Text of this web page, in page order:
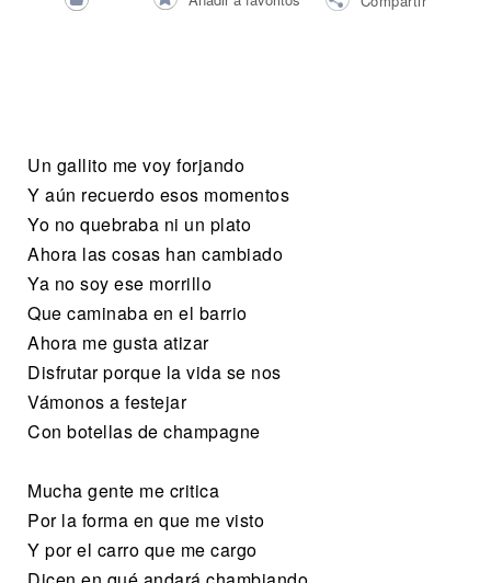
Un gallito me voy forjando
Y aún recuerdo esos momentos
Yo no quebraba ni un plato
Ahora las cosas han cambiado
Ya no soy ese morrillo
Que caminaba en el barrio
Ahora me gusta atizar
Disfrutar porque la vida se nos
Vámonos a festejar
Con botellas de champagne
Mucha gente me critica
Por la forma en que me visto
Y por el carro que me cargo